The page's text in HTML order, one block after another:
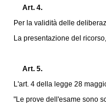
Art. 4.
Per la validità delle
La presentazione del ricorso,
Art. 5.
L'art. 4 della legge 28
"Le prove dell'esame sono